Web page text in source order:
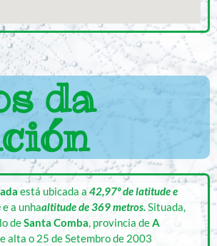
da
está ubicada a 42,97º de latitude e
e a unhaaltitude de 369 metros.Situada,
deSanta Comba, provincia deA
alta o 25 de Setembro de 2003